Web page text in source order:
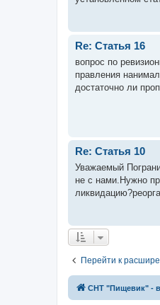
Re: Статья 16
вопрос по
правления
достаточно ли
Re: Статья 10
Уважаемый
не с нами.Нужно
Перейти к
СНТ "Пищевик" -